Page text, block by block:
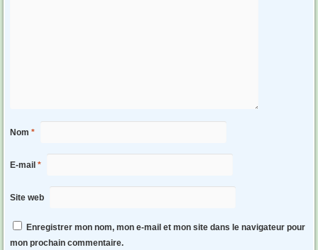
Nom *
E-mail *
Site web
Enregistrer mon nom, mon e-mail et mon site dans le navigateur pour
mon prochain commentaire.